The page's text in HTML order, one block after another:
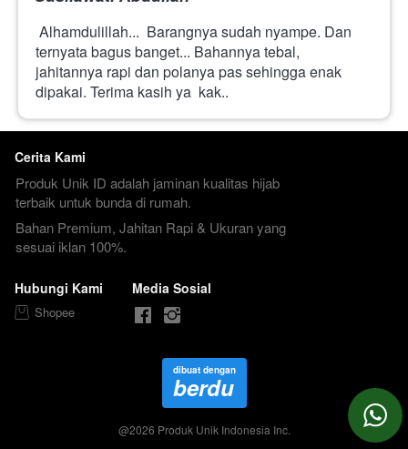
ternyata bagus banget... Bahannya tebal,
jahitannya rapi dan polanya pas sehingga enak
dipakai. Terima kasih ya  kak..
Cerita Kami
Produk Unik ID adalah jaminan kualitas hijab
terbaik untuk bunda di rumah.
Bahan Premium, Jahitan Rapi & Ukuran yang
sesuai iklan 100%.
Hubungi Kami
Shopee
Media Sosial
dibuat dengan
berdu
@2026 Produk Unik Indonesia Inc.